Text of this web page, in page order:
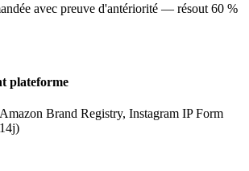
avec preuve d'antériorité — résout 60 %
plateforme
Brand Registry, Instagram IP Form